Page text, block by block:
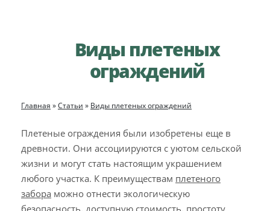
Виды плетеных
ограждений
Главная »Статьи » Виды плетеных ограждений
Плетеные ограждения были изобретены еще в
древности. Они ассоциируются с уютом сельской
жизни и могут стать настоящим украшением
любого участка. К преимуществам плетеного
забора можно отнести экологическую
безопасность, доступную стоимость, простоту